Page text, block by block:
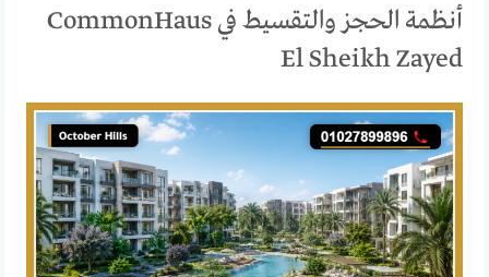
أنظمة الحجز والتقسيط في CommonHaus
El Sheikh Zayed